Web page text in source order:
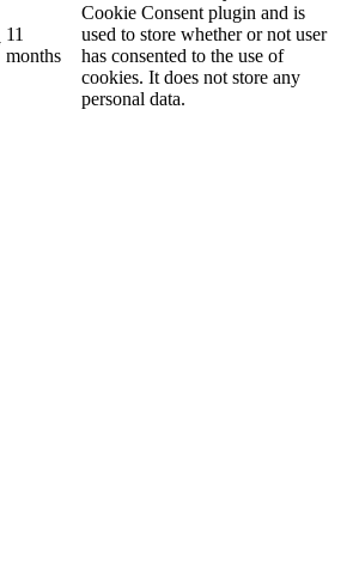
11
months
Cookie Consent plugin and is
used to store whether or not user
has consented to the use of
cookies. It does not store any
personal data.